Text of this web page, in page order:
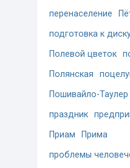
перенаселение
подготовка к
Полевой цветок
Полянская
Пошивайло-Таулер
праздник
Приам
Прима
проблемы